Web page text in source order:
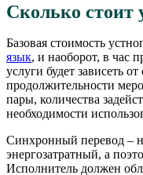
Сколько стоит
Базовая стоимость
язык, и наоборот, в час
услуги будет зависеть
продолжительности
пары, количества
необходимости
Синхронный перевод –
энергозатратный, а
Исполнитель должен